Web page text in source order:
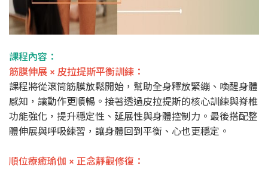
課程內容：
筋膜伸展 × 皮拉提斯平衡訓練：
課程將從滾筒筋膜放鬆開始，幫助全身釋放緊繃、喚醒身體
感知，讓動作更順暢。接著透過皮拉提斯的核心訓練與脊椎
功能強化，提升穩定性、延展性與身體控制力。最後搭配整
體伸展與呼吸練習，讓身體回到平衡、心也更穩定。
順位療癒瑜伽 × 正念靜觀修復：